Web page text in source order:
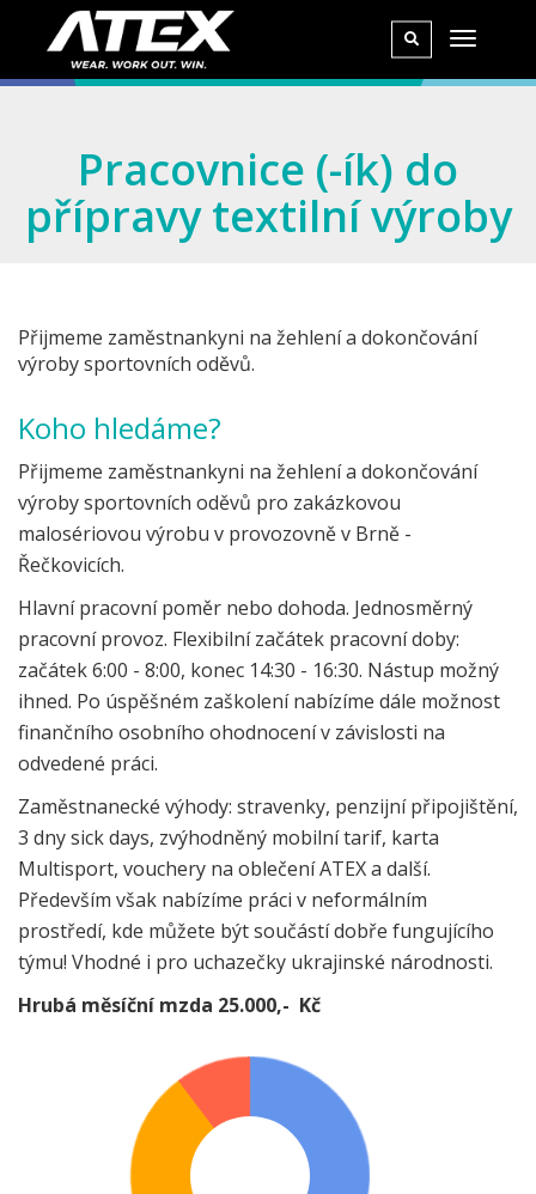
Pracovnice (-ík) do
přípravy textilní výroby
Přijmeme zaměstnankyni na žehlení a dokončování
výroby sportovních oděvů.
Koho hledáme?
Přijmeme zaměstnankyni na žehlení a dokončování
výroby sportovních oděvů pro zakázkovou
malosériovou výrobu v provozovně v Brně -
Řečkovicích.
Hlavní pracovní poměr nebo dohoda. Jednosměrný
pracovní provoz. Flexibilní začátek pracovní doby:
začátek 6:00 - 8:00, konec 14:30 - 16:30. Nástup možný
ihned. Po úspěšném zaškolení nabízíme dále možnost
finančního osobního ohodnocení v závislosti na
odvedené práci.
Zaměstnanecké výhody: stravenky, penzijní připojištění,
3 dny sick days, zvýhodněný mobilní tarif, karta
Multisport, vouchery na oblečení ATEX a další.
Především však nabízíme práci v neformálním
prostředí, kde můžete být součástí dobře fungujícího
týmu! Vhodné i pro uchazečky ukrajinské národnosti.
Hrubá měsíční mzda 25.000,- Kč